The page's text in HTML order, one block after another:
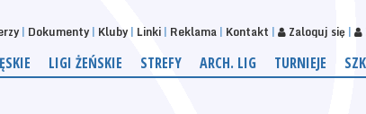
Dokumenty Kluby Linki Reklama Kontakt Zaloguj się
LIGI ŻEŃSKIE STREFY ARCH. LIG TURNIEJE